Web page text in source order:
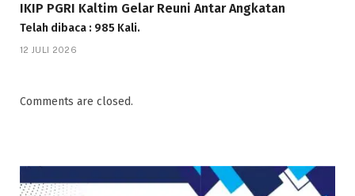
IKIP PGRI Kaltim Gelar Reuni Antar Angkatan
Telah dibaca : 985 Kali.
12 JULI 2026
Comments are closed.